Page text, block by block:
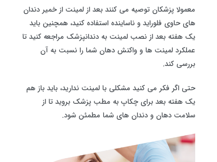
معمولا پزشکان توصیه می کنند بعد از لمینت از خمیر دندان
های حاوی فلوراید و ناساینده استفاده کنید، همچنین باید
یک هفته بعد از نصب لمینت به دندانپزشک مراجعه کنید تا
عملکرد لمینت ها و واکنش دهان شما را نسبت به آن
بررسی کند.
حتی اگر فکر می کنید مشکلی با لمینت ندارید، باید باز هم
یک هفته بعد برای چکاپ به مطب پزشک بروید تا از
سلامت دهان و دندان های شما مطمئن شود.